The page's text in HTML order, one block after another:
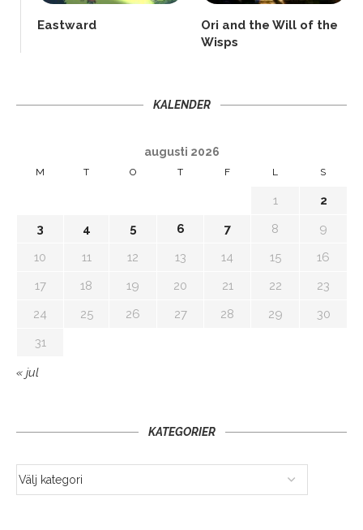
Eastward
Ori and the Will of the
Wisps
KALENDER
augusti 2026
M T O T F L S
1
2
3
4 5 6 7 8
9
10
11 12 13 14 15
16
17
18 19 20 21 22
23
24
25 26 27 28 29
30
31
« jul
KATEGORIER